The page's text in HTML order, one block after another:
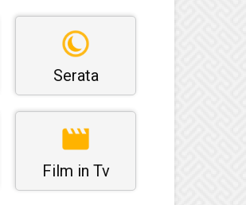
Serata
Film in Tv